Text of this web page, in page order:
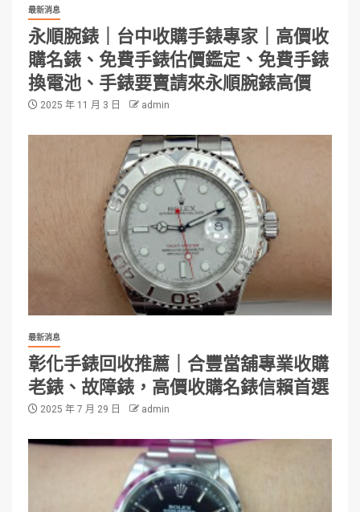
最新消息
永順腕錶｜台中收購手錶專家｜高價收
購名錶、免費手錶估價鑑定、免費手錶
換電池、手錶要賣請來永順腕錶高價
2025 年 11 月 3 日 admin
最新消息
彰化手錶回收推薦｜合豐當舖專業收購
老錶、故障錶，高價收購名錶信賴首選
2025 年 7 月 29 日 admin